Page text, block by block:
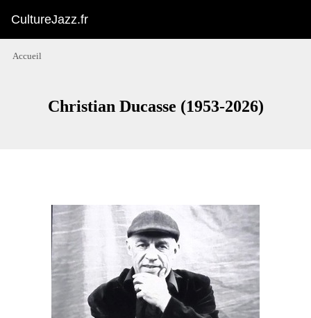
CultureJazz.fr
Accueil
Christian Ducasse (1953-2026)